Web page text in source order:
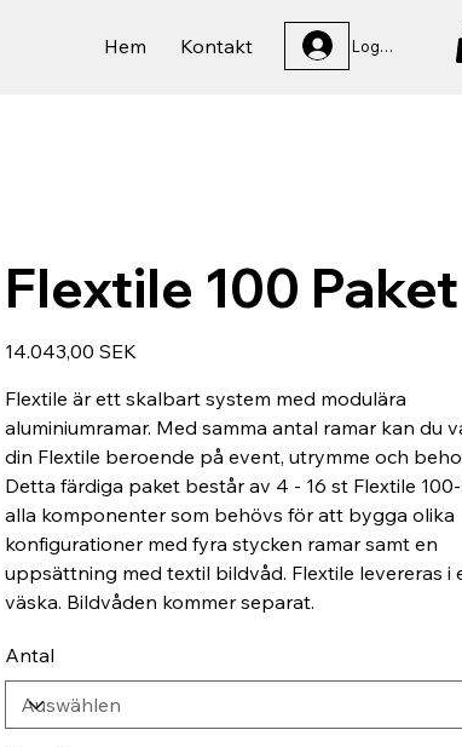
Hem Kontakt Logga In
Flextile 100 Paket
Preis
14.043,00 SEK
Flextile är ett skalbart system med modulära
aluminiumramar. Med samma antal ramar kan du
din Flextile beroende på event, utrymme och
Detta färdiga paket består av 4 - 16 st Flextile
alla komponenter som behövs för att bygga olika
konfigurationer med fyra stycken ramar samt en
uppsättning med textil bildvåd. Flextile levereras i
väska. Bildvåden kommer separat.
Antal